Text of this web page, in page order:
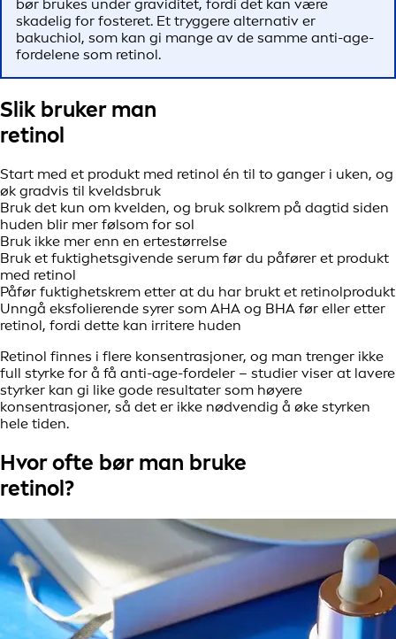
bør brukes under graviditet, fordi det kan være
skadelig for fosteret. Et tryggere alternativ er
bakuchiol, som kan gi mange av de samme anti-age-
fordelene som retinol.
Slik bruker man
retinol
Start med et produkt med retinol én til to ganger i uken, og
øk gradvis til kveldsbruk
Bruk det kun om kvelden, og bruk solkrem på dagtid siden
huden blir mer følsom for sol
Bruk ikke mer enn en ertestørrelse
Bruk et fuktighetsgivende serum før du påfører et produkt
med retinol
Påfør fuktighetskrem etter at du har brukt et retinolprodukt
Unngå eksfolierende syrer som AHA og BHA før eller etter
retinol, fordi dette kan irritere huden
Retinol finnes i flere konsentrasjoner, og man trenger ikke
full styrke for å få anti-age-fordeler – studier viser at lavere
styrker kan gi like gode resultater som høyere
konsentrasjoner, så det er ikke nødvendig å øke styrken
hele tiden.
Hvor ofte bør man bruke
retinol?